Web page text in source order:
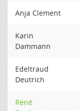
Anja Clement
Karin
Dammann
Edeltraud
Deutrich
René